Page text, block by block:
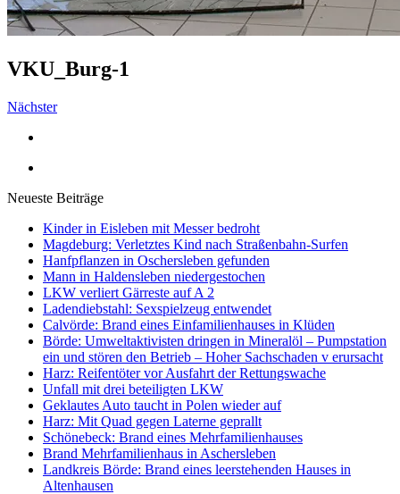
VKU_Burg-1
Nächster
Neueste Beiträge
Kinder in Eisleben mit Messer bedroht
Magdeburg: Verletztes Kind nach Straßenbahn-Surfen
Hanfpflanzen in Oschersleben gefunden
Mann in Haldensleben niedergestochen
LKW verliert Gärreste auf A 2
Ladendiebstahl: Sexspielzeug entwendet
Calvörde: Brand eines Einfamilienhauses in Klüden
Börde: Umweltaktivisten dringen in Mineralöl – Pumpstation
ein und stören den Betrieb – Hoher Sachschaden v erursacht
Harz: Reifentöter vor Ausfahrt der Rettungswache
Unfall mit drei beteiligten LKW
Geklautes Auto taucht in Polen wieder auf
Harz: Mit Quad gegen Laterne geprallt
Schönebeck: Brand eines Mehrfamilienhauses
Brand Mehrfamilienhaus in Aschersleben
Landkreis Börde: Brand eines leerstehenden Hauses in
Altenhausen